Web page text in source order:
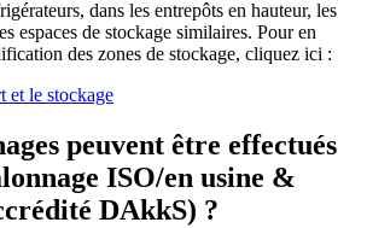
dans les entrepôts en hauteur, les
espaces de stockage similaires. Pour en
des zones de stockage, cliquez ici :
et le stockage
peuvent être effectués
ISO/en usine &
DAkkS) ?